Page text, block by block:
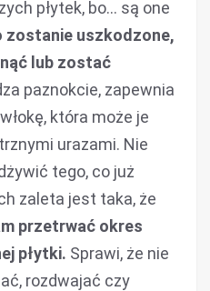
płytek, bo… są one
zostanie uszkodzone,
lub zostać
paznokcie, zapewnia
która może je
urazami. Nie
tego, co już
zaleta jest taka, że
przetrwać okres
płytki. Sprawi, że nie
rozdwajać czy